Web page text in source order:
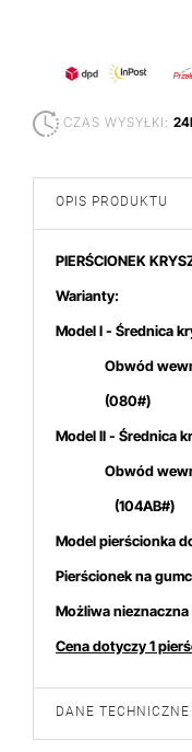
CZAS WYSYŁKI:
OPIS PRODUKTU
PIERŚCIONEK
Warianty:
Model I - Średnica
Obwód
(080#)
Model II - Średnica
Obwód
(104AB#)
Model pierścionka
Pierścionek na
Możliwa
Cena dotyczy 1
DANE TECHNICZNE